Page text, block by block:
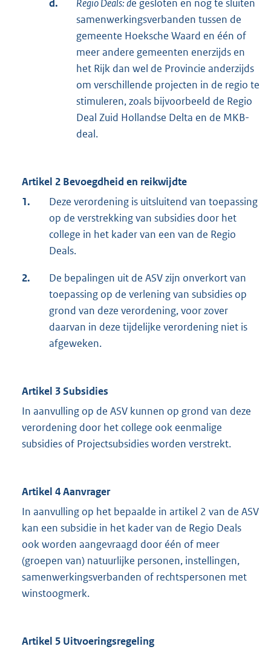
d. Regio Deals: de gesloten en nog te sluiten
samenwerkingsverbanden tussen de
gemeente Hoeksche Waard en één of
meer andere gemeenten enerzijds en
het Rijk dan wel de Provincie anderzijds
om verschillende projecten in de regio te
stimuleren, zoals bijvoorbeeld de Regio
Deal Zuid Hollandse Delta en de MKB-
deal.
Artikel 2 Bevoegdheid en reikwijdte
1.
Deze verordening is uitsluitend van toepassing
op de verstrekking van subsidies door het
college in het kader van een van de Regio
Deals.
2.
De bepalingen uit de ASV zijn onverkort van
toepassing op de verlening van subsidies op
grond van deze verordening, voor zover
daarvan in deze tijdelijke verordening niet is
afgeweken.
Artikel 3 Subsidies
In aanvulling op de ASV kunnen op grond van deze
verordening door het college ook eenmalige
subsidies of Projectsubsidies worden verstrekt.
Artikel 4 Aanvrager
In aanvulling op het bepaalde in artikel 2 van de ASV
kan een subsidie in het kader van de Regio Deals
ook worden aangevraagd door één of meer
(groepen van) natuurlijke personen, instellingen,
samenwerkingsverbanden of rechtspersonen met
winstoogmerk.
Artikel 5 Uitvoeringsregeling